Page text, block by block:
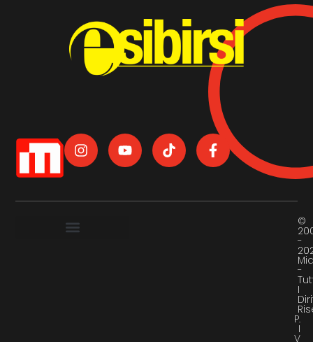
©
-
-
I
P.
I
V